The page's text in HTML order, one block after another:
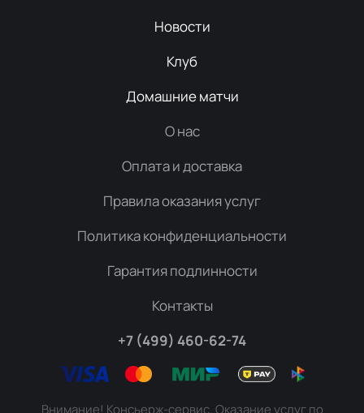
Новости
Клуб
Домашние матчи
О нас
Оплата и доставка
Правила оказания услуг
Политика конфиденциальности
Гарантия подлинности
Контакты
+7 (499) 460-62-74